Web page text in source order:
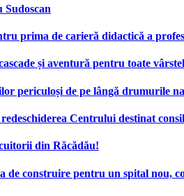
Sudoscan
prima de carieră didactică a
și aventură pentru toate
periculoși de pe lângă drumurile
Centrului destinat
din Răcădău!
construire pentru un spital nou,